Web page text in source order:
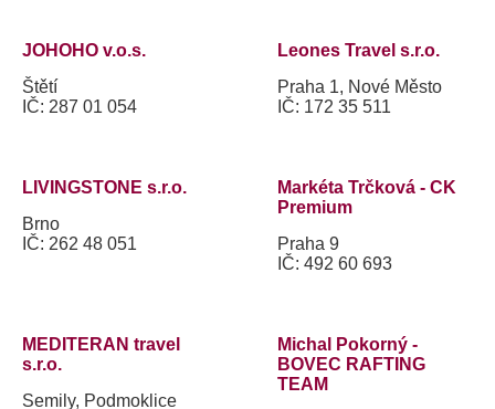
JOHOHO v.o.s.
Štětí
IČ: 287 01 054
Leones Travel s.r.o.
Praha 1, Nové Město
IČ: 172 35 511
LIVINGSTONE s.r.o.
Brno
IČ: 262 48 051
Markéta Trčková - CK
Premium
Praha 9
IČ: 492 60 693
MEDITERAN travel
s.r.o.
Semily, Podmoklice
Michal Pokorný -
BOVEC RAFTING
TEAM